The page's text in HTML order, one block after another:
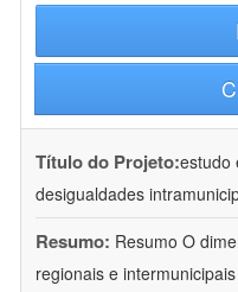
Título do Projeto:estudo
desigualdades
Resumo: Resumo O
regionais e